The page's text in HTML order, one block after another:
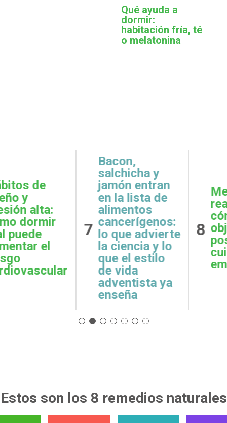
Qué ayuda a
dormir:
habitación fría, té
o melatonina
entran
de
advierte
y lo
estilo
Metas
realistas:
cómo definir
objetivos
posibles y
cuidar la salud
emocional
9
qué
la
Estos son los 8 remedios naturales